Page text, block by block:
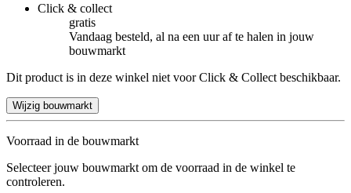
Click & collect
gratis
Vandaag besteld, al na een uur af te halen in jouw
bouwmarkt
Dit product is in deze winkel niet voor Click & Collect beschikbaar.
Wijzig bouwmarkt
Voorraad in de bouwmarkt
Selecteer jouw bouwmarkt om de voorraad in de winkel te
controleren.